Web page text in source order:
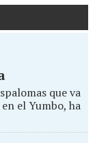
que va
el Yumbo, ha